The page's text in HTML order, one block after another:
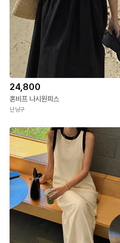
24,800
혼비프 나시원피스
난닝구